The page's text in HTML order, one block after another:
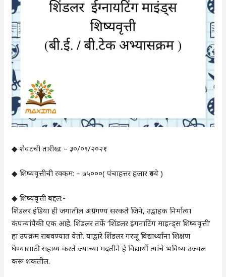
◆ शेवटची तारीख: – ३०/०९/२०२१
◆ शिष्यवृत्तीची रक्कम: – ७५०००( पंचाहत्तर हजार रुपये )
◆ शिष्यवृत्ती बद्दल:-
शिंडलर इंडिया ही जगातील अग्रगण्य सरकते जिने, उद्वाहक निर्मात्या
कंपन्यांपैकी एक आहे. शिंडलर तर्फे ‘शिंडलर इंगनाटिंग माइन्ड्स शिष्यवृत्ती’
हा उपक्रम राबवण्यात येतो. याद्वारे शिंडलर गरजू विद्यार्थ्यांना शिक्षण
घेण्यासाठी सहाय्य करते ज्याच्या मदतीने हे विद्यार्थी त्यांचे भविष्य उज्वल
करू शकतील.